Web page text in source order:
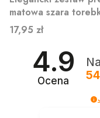
matowa szara
Cena
17,95 zł
4.9
Ocena